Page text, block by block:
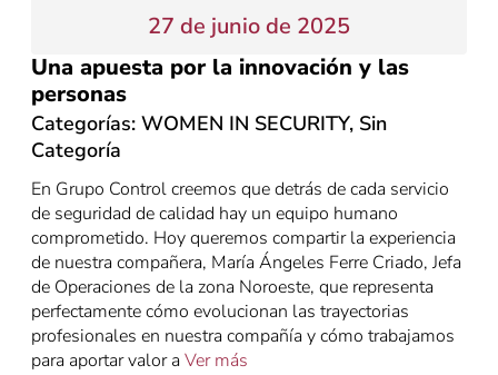
27 de junio de 2025
Una apuesta por la innovación y las
personas
Categorías: WOMEN IN SECURITY, Sin
Categoría
En Grupo Control creemos que detrás de cada servicio
de seguridad de calidad hay un equipo humano
comprometido. Hoy queremos compartir la experiencia
de nuestra compañera, María Ángeles Ferre Criado, Jefa
de Operaciones de la zona Noroeste, que representa
perfectamente cómo evolucionan las trayectorias
profesionales en nuestra compañía y cómo trabajamos
para aportar valor aVer más